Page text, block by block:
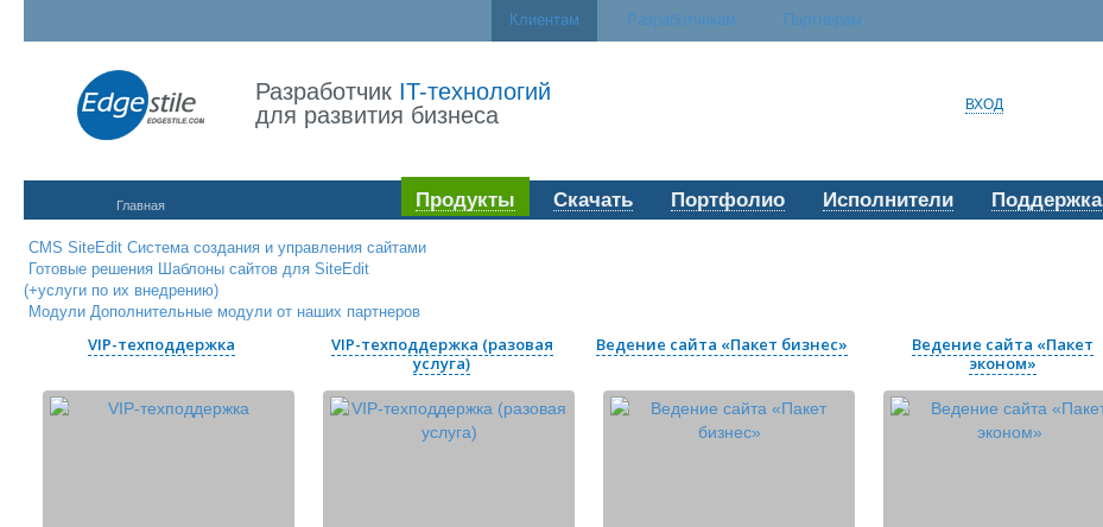
Клиентам Разработчикам Партнерам
Разработчик IT-технологий
для развития бизнеса
ВХОД
Главная Продукты Скачать Портфолио Исполнители Поддержка
CMS SiteEdit Система создания и управления сайтами
Готовые решения Шаблоны сайтов для SiteEdit
(+услуги по их внедрению)
Модули Дополнительные модули от наших партнеров
VIP-техподдержка
VIP-техподдержка (разовая
услуга)
Ведение сайта «Пакет бизнес»
Ведение сайта «Пакет
эконом»